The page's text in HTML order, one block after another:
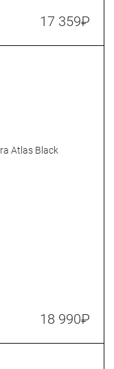
17 359₽
18 990₽